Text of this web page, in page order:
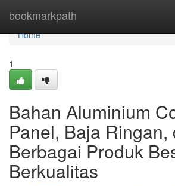
bookmarkpath
Home
Home
1
Bahan Aluminium
Panel, Baja Ringan,
Berbagai Produk
Berkualitas